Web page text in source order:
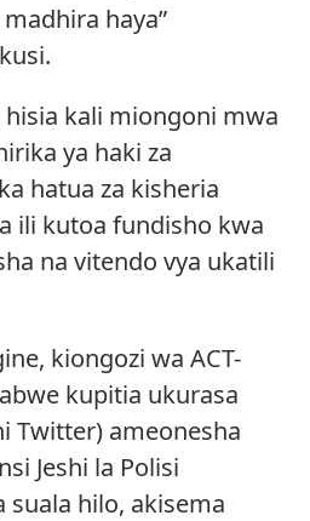
haya”
kali miongoni mwa
ya haki za
hatua za kisheria
ili kutoa fundisho kwa
na vitendo vya ukatili
kiongozi wa ACT-
kupitia ukurasa
Twitter) ameonesha
Jeshi la Polisi
hilo, akisema